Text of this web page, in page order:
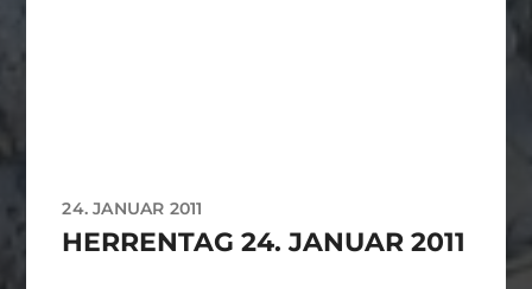
24. JANUAR 2011
HERRENTAG 24. JANUAR 2011